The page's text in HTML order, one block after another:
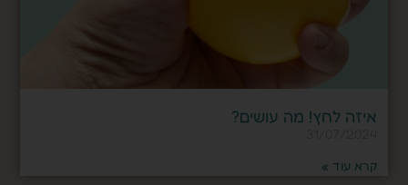
איזה לחץ! מה עושים?
קרא עוד »